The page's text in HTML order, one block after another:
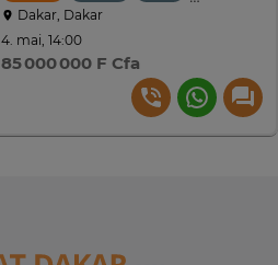
Dakar, Dakar
4. mai, 14:00
85 000 000 F Cfa